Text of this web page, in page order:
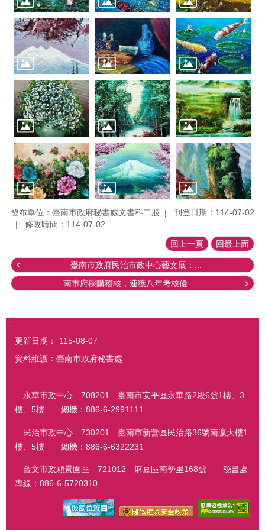
發布單位：臺南市政府秘書處文書科二股
刊登日期：114-07-02
修改時間：114-07-02
回上一頁 回最上面
臺南市政府民治市政中心藝文展：...
南市府採購稽核，連獲八年考核優...
:::
更新日期：
115-08-07
資料維護：臺南市政府秘書處
永華市政中心 708201 臺南市安平區永華路2段6號1樓、3
樓、5樓 總機：886-6-2991111
民治市政中心 730201 臺南市新營區民治路36號南瀛大樓1
樓、5樓 總機：886-6-6322231
曾文市政願景園區 721012 麻豆區南勢里168號 秘書處
專線：886-6-5720310